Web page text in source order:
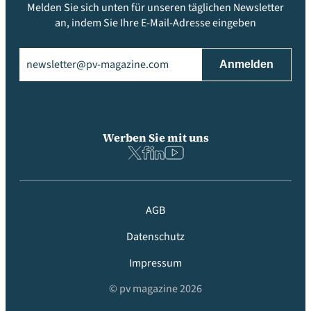
Melden Sie sich unten für unseren täglichen Newsletter
an, indem Sie Ihre E-Mail-Adresse eingeben
Werben Sie mit uns
AGB
Datenschutz
Impressum
© pv magazine 2026